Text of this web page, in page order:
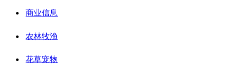
商业信息
农林牧渔
花草宠物